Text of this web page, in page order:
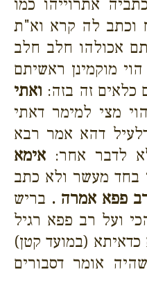
אתרוייהו כמו
וכתב לה קרא וא"ת
אכולהו חלב חלב
מוקמינן ראשיתם
כלאים זה בזה: ואתי
מצי למימר דאתי
דהא אמר רבא
לדבר אחר: אימא
בחד מעשר ולא כתב
פפא אמרה . בריש
ועל רב פפא רגיל
(במועד קטן)
אומר דסבורים